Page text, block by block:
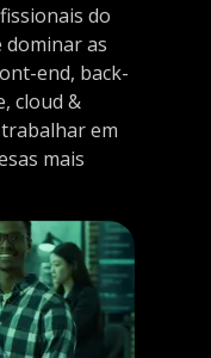
do
dominar as
end, back-
cloud &
em
mais